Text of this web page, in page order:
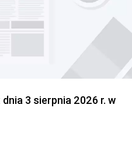
dnia 3 sierpnia 2026 r. w